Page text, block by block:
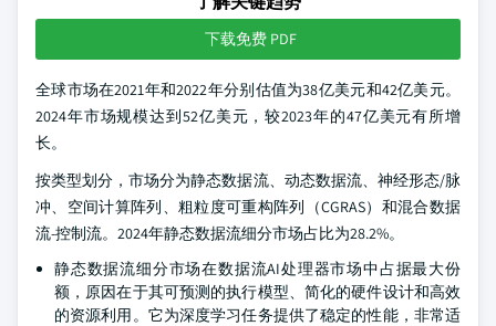
下载免费 PDF
全球市场在2021年和2022年分别估值为38亿美元和42亿美元。
2024年市场规模达到52亿美元，较2023年的47亿美元有所增
长。
按类型划分，市场分为静态数据流、动态数据流、神经形态/脉
冲、空间计算阵列、粗粒度可重构阵列（CGRAS）和混合数据
流-控制流。2024年静态数据流细分市场占比为28.2%。
静态数据流细分市场在数据流AI处理器市场中占据最大份
额，原因在于其可预测的执行模型、简化的硬件设计和高效
的资源利用。它为深度学习任务提供了稳定的性能，非常适